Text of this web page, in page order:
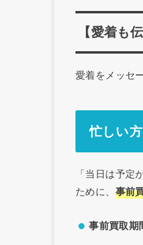
【愛着も
愛着をメッセ
忙しい
「当日は予
ために、 事前
事前買取期